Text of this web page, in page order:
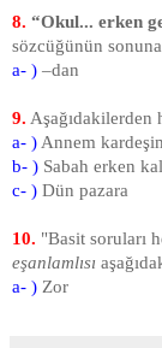
8. “Okul... erken
sözcüğünün
a- )
9. Aşağıdakilerden
a- ) Annem
b- ) Sabah erken
c- ) Dün pazara
10. "Basit soruları
eşanlamlısı
a- )